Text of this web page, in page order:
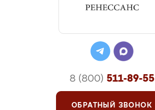
8 (800) 511-89-55
ОБРАТНЫЙ ЗВОНОК